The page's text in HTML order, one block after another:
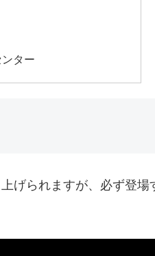
ター
げられますが、必ず登